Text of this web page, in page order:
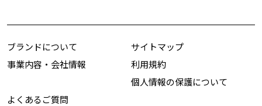
ブランドについて
事業内容・会社情報
サイトマップ
利用規約
個人情報の保護について
よくあるご質問